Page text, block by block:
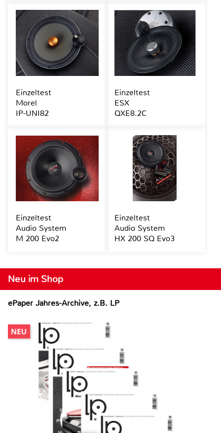
Neu im Shop
ePaper Jahres-Archive, z.B. LP
Einzeltest
Morel
IP-UNI82
Einzeltest
ESX
QXE8.2C
Einzeltest
Audio System
M 200 Evo2
Einzeltest
Audio System
HX 200 SQ Evo3